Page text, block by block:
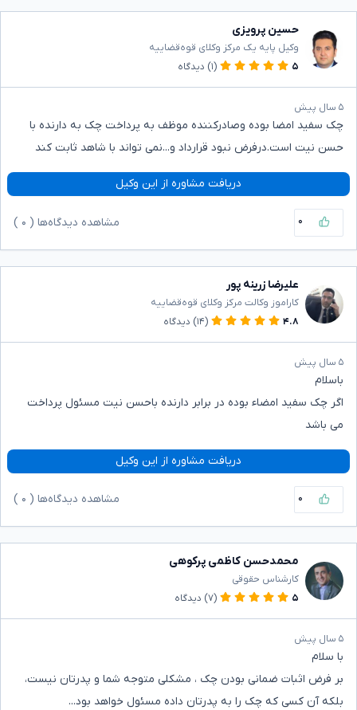
حسین پرویزی
وکیل پایه یک مرکز وکلای قوه‌قضاییه
۵
(۱) دیدگاه
۵ سال پیش
چک سفید امضا بوده وصادرکننده موظف به پرداخت چک به دارنده با
حسن نیت است.درفرض نبود قرارداد و...نمی تواند با شاهد ثابت کند
دریافت مشاوره از این وکیل
۰ مشاهده دیدگاه‌ها ( ۰
علیرضا زرینه پور
کاراموز وکالت مرکز وکلای قوه‌قضاییه
۴.۸
(۱۴) دیدگاه
۵ سال پیش
باسلام
اگر چک سفید امضاء بوده در برابر دارنده باحسن نیت مسئول پرداخت
می باشد
دریافت مشاوره از این وکیل
۰ مشاهده دیدگاه‌ها ( ۰
محمدحسن کاظمی پرکوهی
کارشناس حقوقی
۵
(۷) دیدگاه
۵ سال پیش
با سلام
بر فرض اثبات ضمانی بودن چک ، مشکلی متوجه شما و پدرتان نیست،
بلکه آن کسی که چک را به پدرتان داده مسئول خواهد بود...